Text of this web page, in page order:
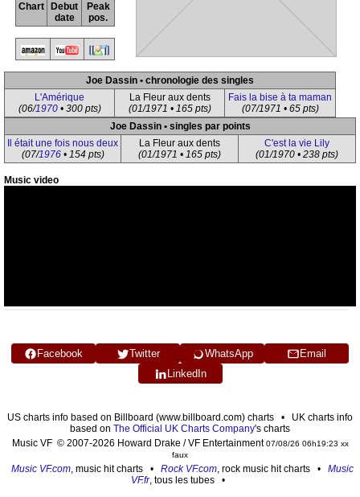
Chart
Debut
date
Peak
pos.
Joe Dassin • chronologie des singles
L'Amérique
(06/1970• 300 pts)
La Fleur aux dents
(01/1971 • 165 pts)
Fais la bise à ta maman
(07/1971 • 65 pts)
Joe Dassin • singles par points
Il était une fois nous deux
(07/1976• 154 pts)
La Fleur aux dents
(01/1971 • 165 pts)
C'est la vie Lily
(01/1970 • 238 pts)
Music video
Facebook Twitter WhatsApp
Email
LinkedIn
US charts info based on Billboard (www.billboard.com) charts • UK charts info
based on The Official UK Charts Company's charts
Music VF © 2007-2026 Howard Drake / VF Entertainment07/08/26 06h19:23 xx
faux
Music VF.com, music hit charts • Rock VF.com, rock music hit charts • Music
VF.fr, tous les tubes •